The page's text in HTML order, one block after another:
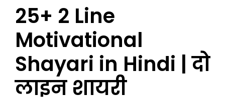
25+ 2 Line
Motivational
Shayari in Hindi | दो
लाइन शायरी